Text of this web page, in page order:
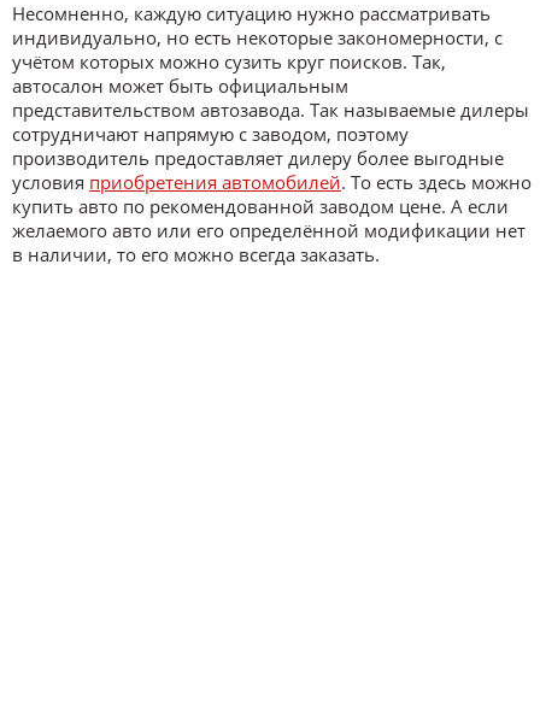
Несомненно, каждую ситуацию нужно рассматривать
индивидуально, но есть некоторые закономерности, с
учётом которых можно сузить круг поисков. Так,
автосалон может быть официальным
представительством автозавода. Так называемые дилеры
сотрудничают напрямую с заводом, поэтому
производитель предоставляет дилеру более выгодные
условия приобретения автомобилей. То есть здесь можно
купить авто по рекомендованной заводом цене. А если
желаемого авто или его определённой модификации нет
в наличии, то его можно всегда заказать.